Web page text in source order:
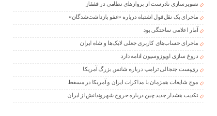
تصویرسازی نادرست از پروازهای نظامی در قفقاز
ماجرای یک نقل‌قول اشتباه درباره «عفو بازداشت‌شدگان»
آمار اعلامی ساختگی بود
ماجرای حساب‌های کاربری جعلی لایک‌ها و شاه ایران
دروغ سازی اوپوزوسیون ادامه دارد
ری‌پست جنجالی ترامپ درباره شانس بزرگ آمریکا
موج شایعات همزمان با مذاکرات ایران و آمریکا در مسقط
تکذیب هشدار جدید چین درباره خروج شهروندانش از ایران